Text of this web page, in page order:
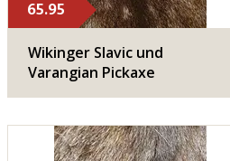
65.95
Wikinger Slavic und
Varangian Pickaxe